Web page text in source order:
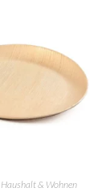
Haushalt & Wohnen